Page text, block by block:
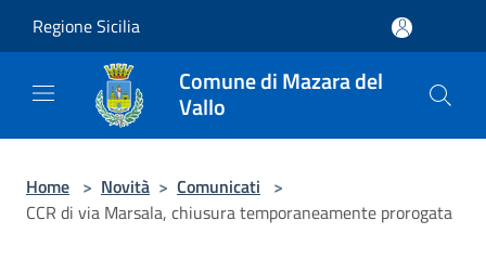
Regione Sicilia
Comune di Mazara del
Vallo
Home > Novità > Comunicati >
CCR di via Marsala, chiusura temporaneamente prorogata